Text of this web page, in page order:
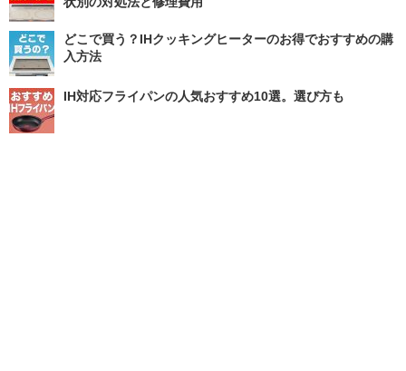
どこで買う？IHクッキングヒーターのお得でおすすめの購
入方法
IH対応フライパンの人気おすすめ10選。選び方も